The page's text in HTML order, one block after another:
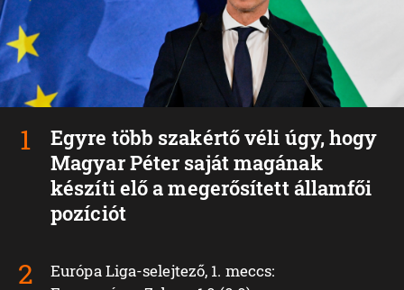
Egyre több szakértő véli úgy, hogy
Magyar Péter saját magának
készíti elő a megerősített államfői
pozíciót
Európa Liga-selejtező, 1. meccs: